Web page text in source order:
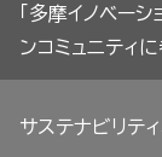
「多摩イノベー
ンコミュニティ
サステナビリテ